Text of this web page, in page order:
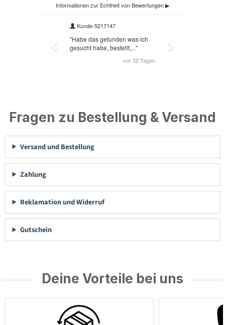
Fragen zu Bestellung & Versand
Versand und Bestellung
Zahlung
Reklamation und Widerruf
Gutschein
Deine Vorteile bei uns